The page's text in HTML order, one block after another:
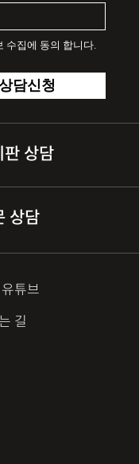
수집에 동의 합니다.
담신청
판 상담
상담
튜브
길